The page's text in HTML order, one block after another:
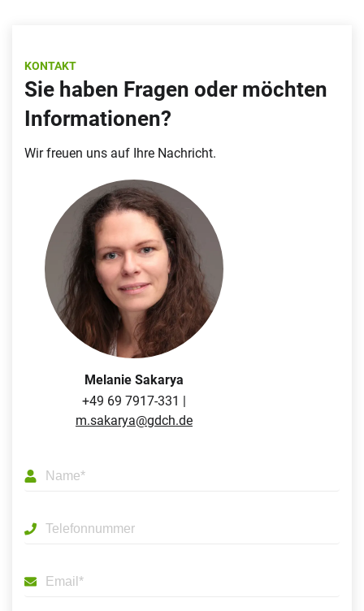
KONTAKT
Sie haben Fragen oder möchten
Informationen?
Wir freuen uns auf Ihre Nachricht.
Melanie Sakarya
+49 69 7917-331 |
m.sakarya@gdch.de